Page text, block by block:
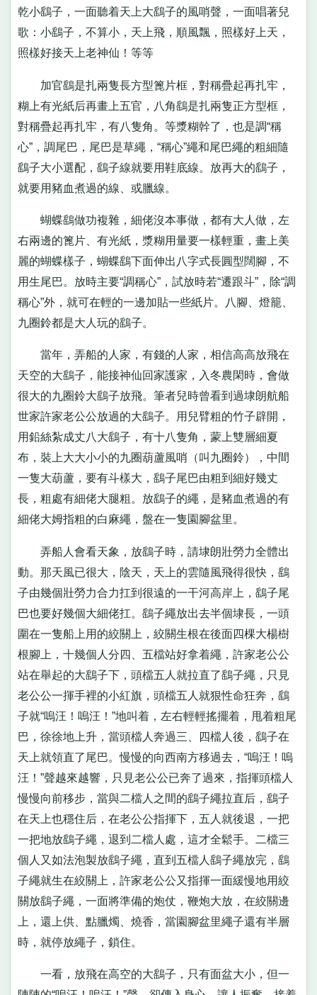
乾小鷂子，一面聽着天上大鷂子的風哨聲，一面唱著兒
歌：小鷂子，不算小，天上飛，順風飄，照樣好上天，
照樣好接天上老神仙！等等
加官鷂是扎兩隻長方型篦片框，對稱疊起再扎牢，
糊上有光紙后再畫上五官，八角鷂是扎兩隻正方型框，
對稱疊起再扎牢，有八隻角。等漿糊幹了，也是調“稱
心”，調尾巴，尾巴是草繩，“稱心”繩和尾巴繩的粗細隨
鷂子大小選配，鷂子線就要用鞋底線。放再大的鷂子，
就要用豬血煮過的線、或臘線。
蝴蝶鷂做功複雜，細佬沒本事做，都有大人做，左
右兩邊的篦片、有光紙，漿糊用量要一樣輕重，畫上美
麗的蝴蝶樣子，蝴蝶鷂下面伸出八字式長圓型闊腳，不
用生尾巴。放時主要“調稱心”，試放時若“遷跟斗”，除“調
稱心”外，就可在輕的一邊加貼一些紙片。八腳、燈籠、
九圈鈴都是大人玩的鷂子。
當年，弄船的人家，有錢的人家，相信高高放飛在
天空的大鷂子，能接神仙回家護家，入冬農閑時，會做
很大的九圈鈴大鷂子放飛。筆者兒時曾看到過埭朗航船
世家許家老公公放過的大鷂子。用兒臂粗的竹子辟開，
用鉛絲紮成丈八大鷂子，有十八隻角，蒙上雙層細夏
布，裝上大大小小的九圈葫蘆風哨（叫九圈鈴），中間
一隻大葫蘆，要有斗樣大，鷂子尾巴由粗到細好幾丈
長，粗處有細佬大腿粗。放鷂子的繩，是豬血煮過的有
細佬大姆指粗的白麻繩，盤在一隻園腳盆里。
弄船人會看天象，放鷂子時，請埭朗壯勞力全體出
動。那天風已很大，陰天，天上的雲隨風飛得很快，鷂
子由幾個壯勞力合力扛到很遠的一干河高岸上，鷂子尾
巴也要好幾個大細佬扛。鷂子繩放出去半個埭長，一頭
圍在一隻船上用的絞關上，絞關生根在後面四棵大楊樹
根腳上，十幾個人分四、五檔站好拿着繩，許家老公公
站在舉起的大鷂子下，頭檔五人就拉直了鷂子繩，只見
老公公一揮手裡的小紅旗，頭檔五人就狠性命狂奔，鷂
子就“嗚汪！嗚汪！”地叫着，左右輕輕搖擺着，甩着粗尾
巴，徐徐地上升，當頭檔人奔過三、四檔人後，鷂子在
天上就領直了尾巴。慢慢的向西南方移過去，“嗚汪！嗚
汪！”聲越來越響，只見老公公已奔了過來，指揮頭檔人
慢慢向前移步，當與二檔人之間的鷂子繩拉直后，鷂子
在天上也穩住后，在老公公指揮下，五人就後退，一把
一把地放鷂子繩，退到二檔人處，這才全鬆手。二檔三
個人又如法泡製放鷂子繩，直到五檔人鷂子繩放完，鷂
子繩就生在絞關上，許家老公公又指揮一面緩慢地用絞
關放鷂子繩，一面將準備的炮仗，鞭炮大放，在絞關邊
上，還上供、點臘燭、燒香，當園腳盆里繩子還有半層
時，就停放繩子，鎖住。
一看，放飛在高空的大鷂子，只有面盆大小，但一